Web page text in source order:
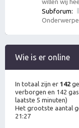
willen wij
Subforum:
Wie is er online
In totaal zijn er 142
verborgen en 142
laatste 5 minuten)
Het grootste aantal
21:27